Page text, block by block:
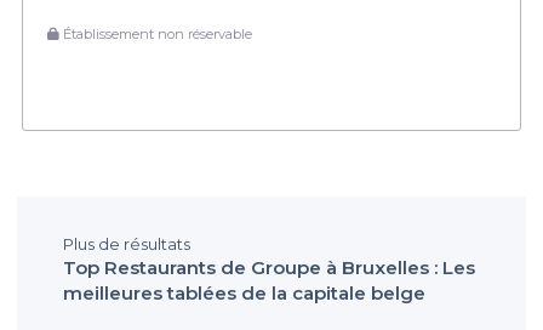
Établissement non réservable
Plus de résultats
Top Restaurants de Groupe à Bruxelles : Les
meilleures tablées de la capitale belge